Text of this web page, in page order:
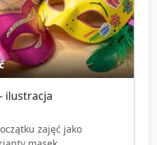
ilustracja
zajęć jako